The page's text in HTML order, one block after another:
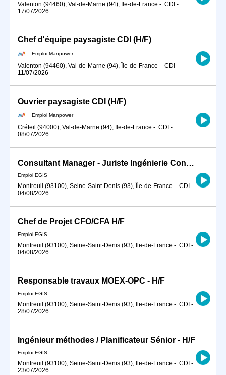
Valenton (94460), Val-de-Marne (94), Île-de-France - CDI -
17/07/2026
Chef d'équipe paysagiste CDI (H/F)
Emploi Manpower
Valenton (94460), Val-de-Marne (94), Île-de-France - CDI -
11/07/2026
Ouvrier paysagiste CDI (H/F)
Emploi Manpower
Créteil (94000), Val-de-Marne (94), Île-de-France - CDI -
08/07/2026
Consultant Manager - Juriste Ingénierie Contractuelle H/F
Emploi EGIS
Montreuil (93100), Seine-Saint-Denis (93), Île-de-France - CDI -
04/08/2026
Chef de Projet CFO/CFA H/F
Emploi EGIS
Montreuil (93100), Seine-Saint-Denis (93), Île-de-France - CDI -
04/08/2026
Responsable travaux MOEX-OPC - H/F
Emploi EGIS
Montreuil (93100), Seine-Saint-Denis (93), Île-de-France - CDI -
28/07/2026
Ingénieur méthodes / Planificateur Sénior - H/F
Emploi EGIS
Montreuil (93100), Seine-Saint-Denis (93), Île-de-France - CDI -
23/07/2026